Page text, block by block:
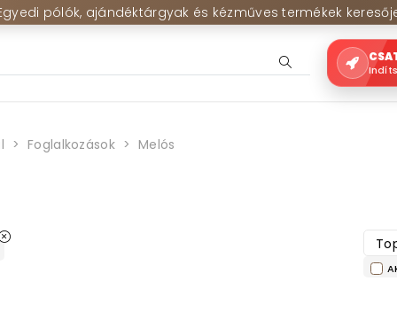
pólók, ajándéktárgyak és kézműves termékek
Foglalkozások Melós